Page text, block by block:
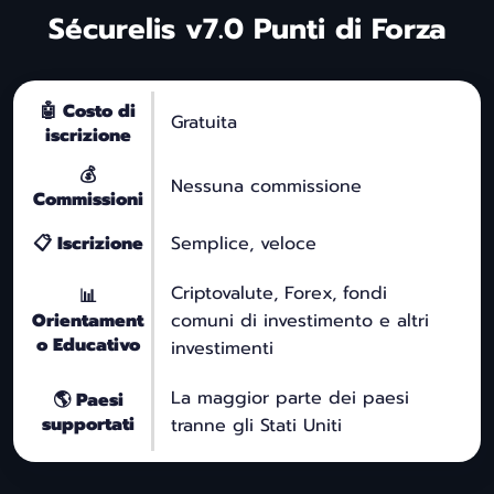
Sécurelis v7.0 Punti di Forza
🤖 Costo di
iscrizione
Gratuita
💰
Commissioni
Nessuna commissione
📋 Iscrizione
Semplice, veloce
📊
Orientament
o Educativo
Criptovalute, Forex, fondi
comuni di investimento e altri
investimenti
🌎 Paesi
supportati
La maggior parte dei paesi
tranne gli Stati Uniti